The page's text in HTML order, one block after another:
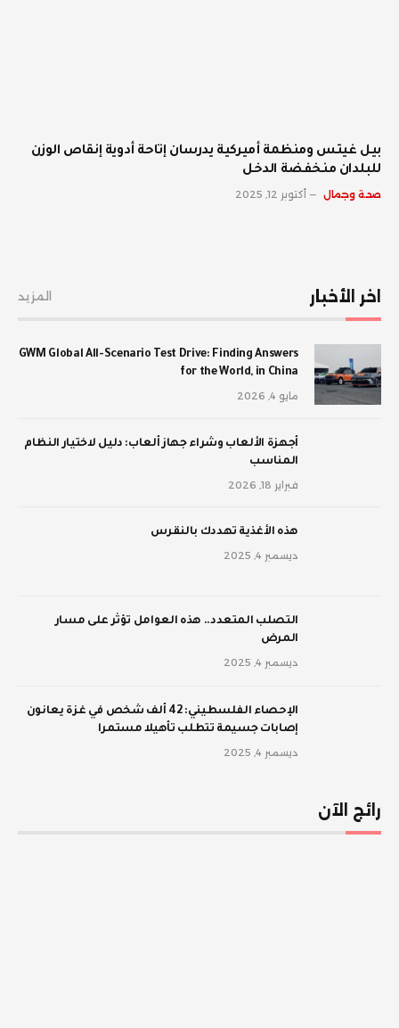
بيل غيتس ومنظمة أميركية يدرسان إتاحة أدوية إنقاص الوزن
للبلدان منخفضة الدخل
صحة وجمال أكتوبر 12, 2025
اخر الأخبار المزيد
GWM Global All-Scenario Test Drive: Finding Answers
for the World, in China
مايو 4, 2026
أجهزة الألعاب وشراء جهاز ألعاب: دليل لاختيار النظام
المناسب
فبراير 18, 2026
‫هذه الأغذية تهددك بالنقرس
ديسمبر 4, 2025
‫التصلب المتعدد.. هذه العوامل تؤثر على مسار
المرض
ديسمبر 4, 2025
الإحصاء الفلسطيني: 42 ألف شخص في غزة يعانون
إصابات جسيمة تتطلب تأهيلا مستمرا
ديسمبر 4, 2025
رائج الآن